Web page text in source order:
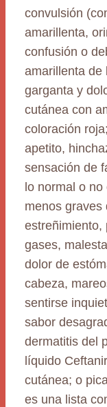
convulsión
amarillenta,
confusión o
amarillenta de
garganta y
cutánea con
coloración
apetito,
sensación de
lo normal o
menos graves
estreñimiento,
gases,
dolor de
cabeza,
sentirse
sabor
dermatitis del
líquido
cutánea; o
es una lista